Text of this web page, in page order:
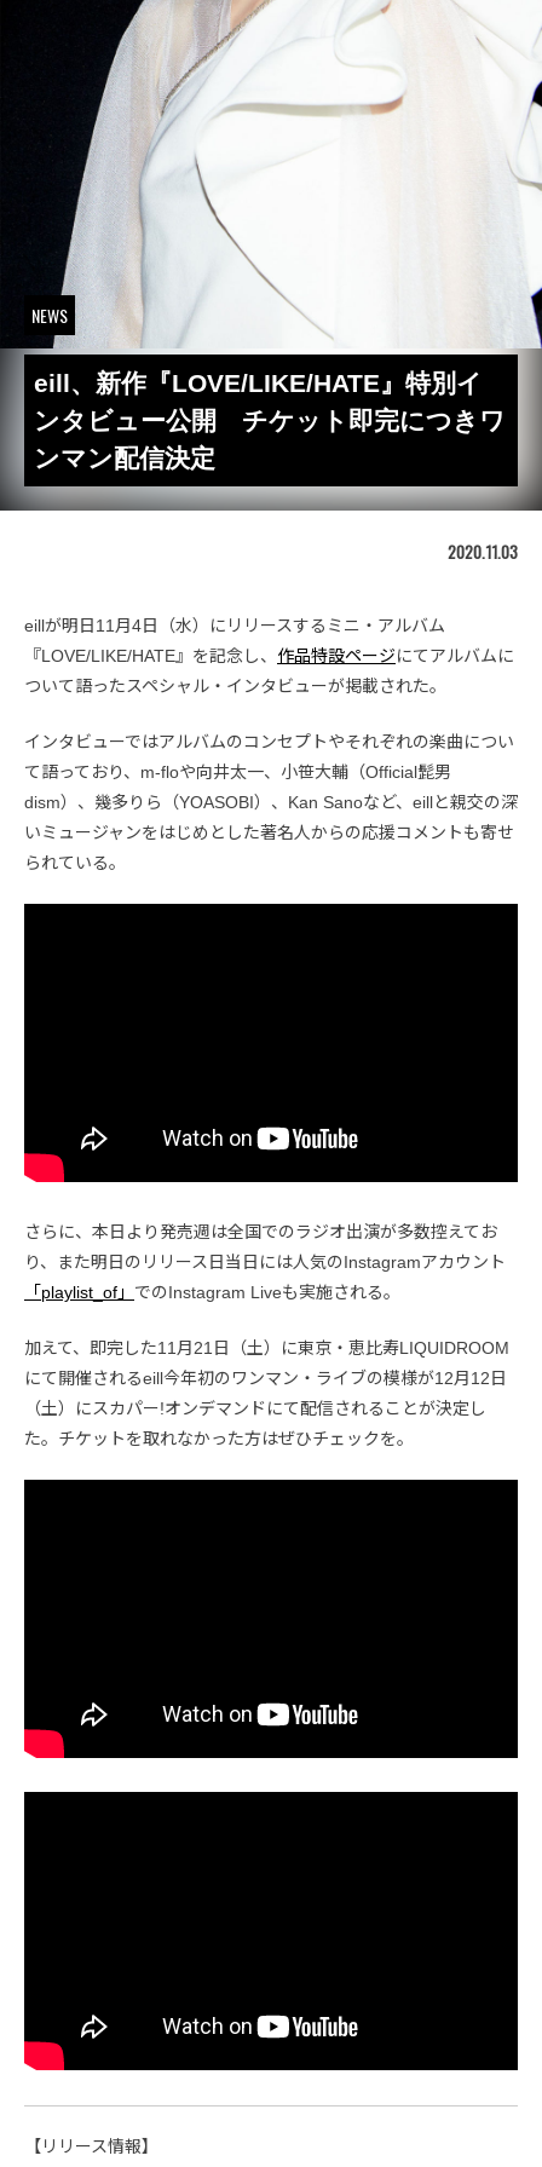
NEWS
eill、新作『LOVE/LIKE/HATE』特別イ
ンタビュー公開 チケット即完につきワ
ンマン配信決定
2020.11.03
eillが明日11月4日（水）にリリースするミニ・アルバム
『LOVE/LIKE/HATE』を記念し、 作品特設ページにてアルバムに
ついて語ったスペシャル・インタビューが掲載された。
インタビューではアルバムのコンセプトやそれぞれの楽曲につい
て語っており、m-floや向井太一、小笹大輔（Official髭男
dism）、幾多りら（YOASOBI）、Kan Sanoなど、eillと親交の深
いミュージャンをはじめとした著名人からの応援コメントも寄せ
られている。
さらに、本日より発売週は全国でのラジオ出演が多数控えてお
り、また明日のリリース日当日には人気のInstagramアカウント
「playlist_of」 でのInstagram Liveも実施される。
加えて、即完した11月21日（土）に東京・恵比寿LIQUIDROOM
にて開催されるeill今年初のワンマン・ライブの模様が12月12日
（土）にスカパー!オンデマンドにて配信されることが決定し
た。チケットを取れなかった方はぜひチェックを。
【リリース情報】